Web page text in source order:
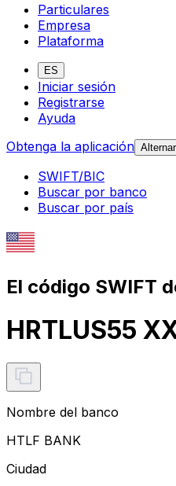
Particulares
Empresa
Plataforma
ES
Iniciar sesión
Registrarse
Ayuda
Obtenga la aplicación
SWIFT/BIC
Buscar por banco
Buscar por país
El código SWIFT
HRTLUS55
Nombre del banco
HTLF BANK
Ciudad